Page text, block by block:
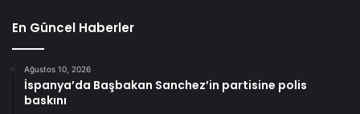
En Güncel Haberler
Ağustos 10, 2026
İspanya’da Başbakan Sanchez’in partisine polis
baskını